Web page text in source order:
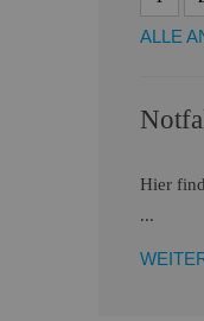
ALLE
Hier
...